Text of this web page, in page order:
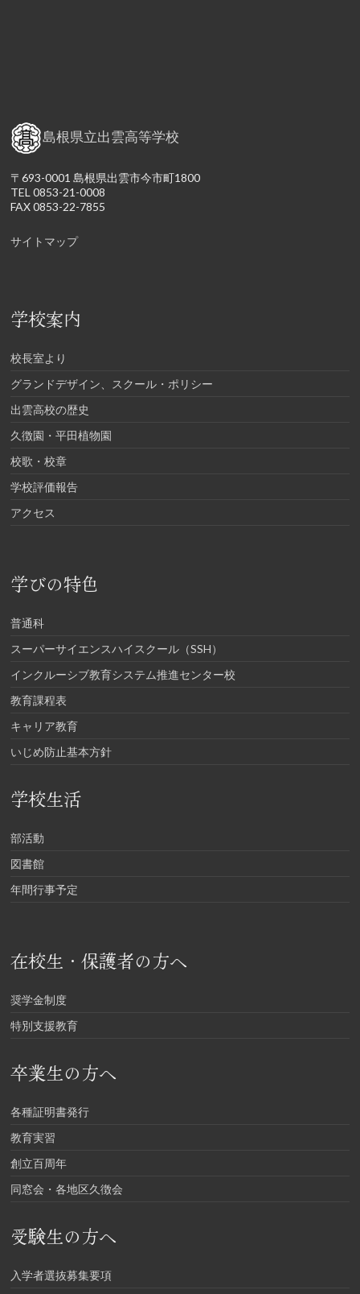
島根県立出雲高等学校
〒693-0001 島根県出雲市今市町1800
TEL 0853-21-0008
FAX 0853-22-7855
サイトマップ
学校案内
校長室より
グランドデザイン、スクール・ポリシー
出雲高校の歴史
久徴園・平田植物園
校歌・校章
学校評価報告
アクセス
学びの特色
普通科
スーパーサイエンスハイスクール（SSH）
インクルーシブ教育システム推進センター校
教育課程表
キャリア教育
いじめ防止基本方針
学校生活
部活動
図書館
年間行事予定
在校生・保護者の方へ
奨学金制度
特別支援教育
卒業生の方へ
各種証明書発行
教育実習
創立百周年
同窓会・各地区久徴会
受験生の方へ
入学者選抜募集要項